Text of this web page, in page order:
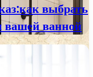
выбрать
вашей ванной